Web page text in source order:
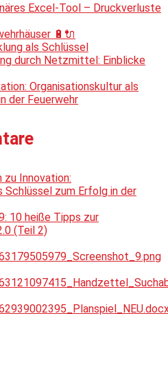
Excel-Tool – Druckverluste
🔋🔌
als Schlüssel
durch Netzmittel: Einblicke
Organisationskultur als
der Feuerwehr
zu Innovation:
Schlüssel zum Erfolg in der
10 heiße Tipps zur
(Teil 2)